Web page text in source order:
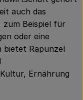
auch das
zum Beispiel für
oder eine
bietet Rapunzel
Ernährung